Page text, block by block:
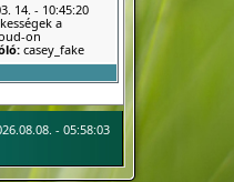
14. - 10:45:20
a
on
casey_fake
- 05:58:03